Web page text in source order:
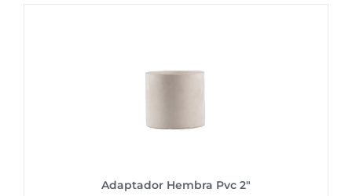
Adaptador Hembra Pvc 2″